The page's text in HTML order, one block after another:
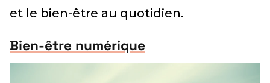
et le bien-être au quotidien.
Bien-être numérique